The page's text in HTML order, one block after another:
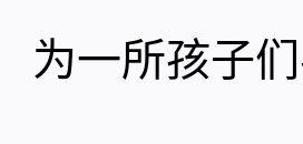
为一所孩子